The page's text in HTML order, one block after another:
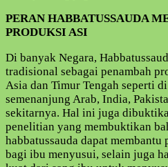
PERAN HABBATUSSAUDA
PRODUKSI ASI
Di banyak Negara,
tradisional sebagai penambah
Asia dan Timur Tengah seperti
semenanjung Arab, India,
sekitarnya. Hal ini juga
penelitian yang membuktikan
habbatussauda dapat
bagi ibu menyusui, selain juga